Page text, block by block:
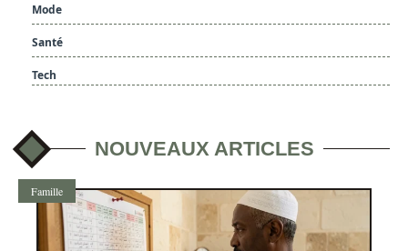
Mode
Santé
Tech
NOUVEAUX ARTICLES
Famille